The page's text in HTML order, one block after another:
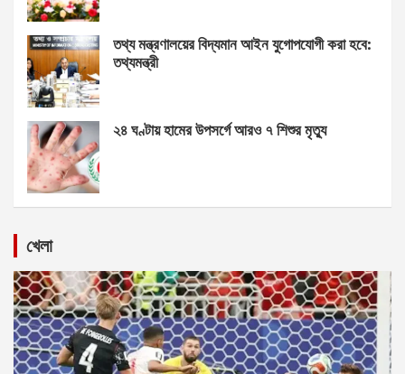
তথ্য মন্ত্রণালয়ের বিদ্যমান আইন যুগোপযোগী করা হবে:
তথ্যমন্ত্রী
২৪ ঘণ্টায় হামের উপসর্গে আরও ৭ শিশুর মৃত্যু
খেলা